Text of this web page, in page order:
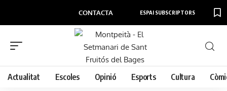
CONTACTA ESPAI SUBSCRIPTORS
Actualitat Escoles Opinió Esports Cultura